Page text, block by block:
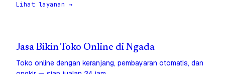
Lihat layanan →
Jasa Bikin Toko Online di Ngada
Toko online dengan keranjang, pembayaran otomatis, dan